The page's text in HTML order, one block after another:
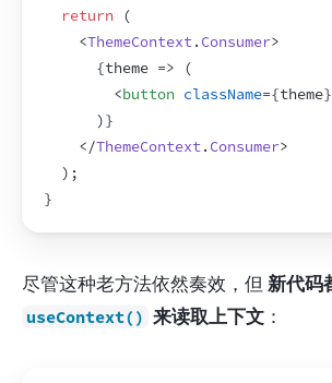
return
(
<ThemeContext. Consumer>
{theme =>
(
<button className={theme}
)}
</ThemeContext. Consumer>
) ;
}
尽管这种老方法依然奏效，但
useContext() 来读取上下文 ：